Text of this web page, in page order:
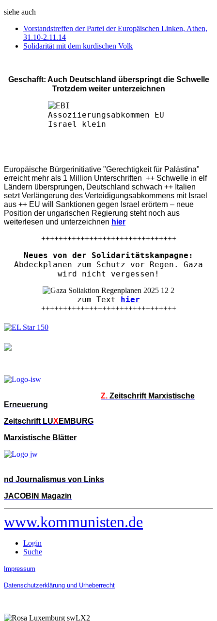
siehe auch
Vorstandstreffen der Partei der Europäischen Linken, Athen,
31.10-2.11.14
Solidarität mit dem kurdischen Volk
Geschafft: Auch Deutschland überspringt die Schwelle
Trotzdem weiter unterzeichnen
Europäische Bürgerinitiative "Gerechtigkeit für Palästina"
erreicht mehr als 1 Million Unterschriften ++ Schwelle in elf
Ländern übersprungen, Deutschland schwach ++ Italien
setzt Verlängerung des Verteidigungsabkommens mit Israel
aus ++ EU will Sanktionen gegen Israel erörtern – neue
Position der ungarischen Regierung steht noch aus
weiterlesen und unterzeichnen hier
+++++++++++++++++++++++++++++++
Neues von der Solidaritätskampagne:
Abdeckplanen zum Schutz vor Regen. Gaza
wird nicht vergessen!
zum Text hier
+++++++++++++++++++++++++++++++
Z. Zeitschrift Marxistische
Erneuerung
Zeitschrift LUX EMBURG
Marxistische Blätter
nd Journalismus von Links
JACOBIN Magazin
www.kommunisten.de
Login
Suche
Impressum
Datenschutzerklärung und Urheberrecht